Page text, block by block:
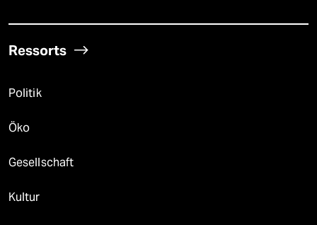
Ressorts
Politik
Öko
Gesellschaft
Kultur